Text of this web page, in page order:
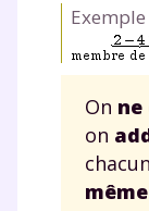
Exemple
On ne
on